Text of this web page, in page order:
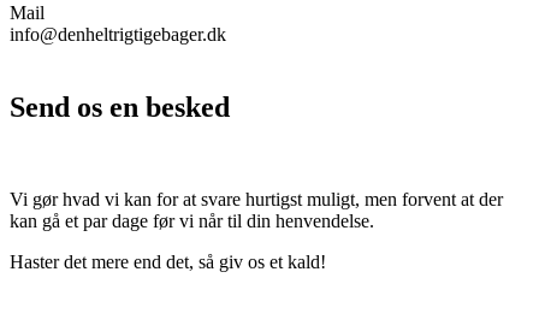
Mail
info@denheltrigtigebager.dk
Send os en besked
Vi gør hvad vi kan for at svare hurtigst muligt, men forvent at der
kan gå et par dage før vi når til din henvendelse.
Haster det mere end det, så giv os et kald!